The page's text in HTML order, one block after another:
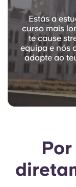
Estás a
curso mais
te cause
equipa e nós
adapte ao